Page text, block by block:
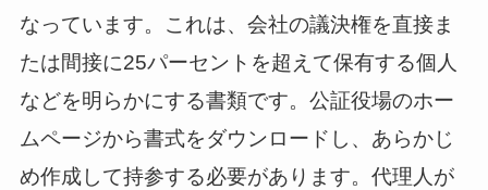
なっています。これは、会社の議決権を直接ま
たは間接に25パーセントを超えて保有する個人
などを明らかにする書類です。公証役場のホー
ムページから書式をダウンロードし、あらかじ
め作成して持参する必要があります。代理人が